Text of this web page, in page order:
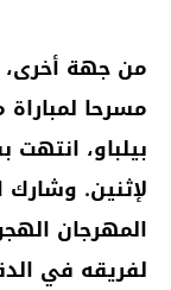
من جهة أخرى،
مسرحا لمباراة
بيلباو،
لإثنين. وشارك
المهرجان
لفريقه في